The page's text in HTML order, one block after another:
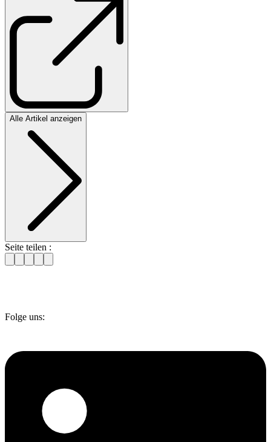
Alle Artikel anzeigen
Seite teilen :
Folge uns: